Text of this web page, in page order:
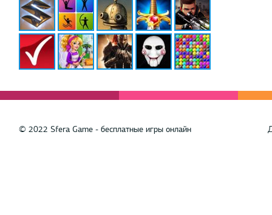
© 2022 Sfera Game - бесплатные игры онлайн